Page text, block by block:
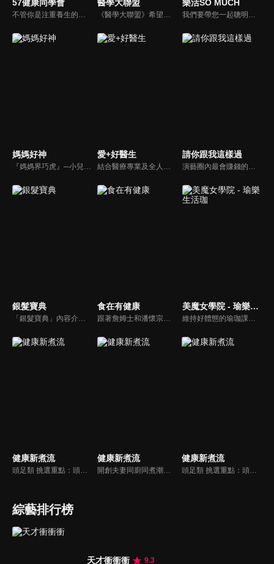
57健康同學會 醫學大聯盟 樂活SO MUCH
媽媽好神
『媽媽界巧虎』─小兒科醫師黃瑽寧，『國民媽媽』─鍾欣凌，兩人領軍擁有十八般武藝的好神媽媽團，為全台媽媽們發聲，所有育兒新知，家庭秘辛，全家大小健康，都會在《媽媽好神》一一解惑！
愛+好醫生
結合醫療專業及全人關懷的新型態節目，主持人黃瑽寧醫師親訪家庭，跨領域醫療顧問團全方位檢視，提供最完整、實用和正確的資訊來守護孩子的健康。
請你跟我這樣過
演藝圈內最會賺錢的侯昌明，以親身經歷教你理財；採訪經歷豐沛的黃文華，把所見所聞通通報你哉。不論是理財知識、兩性問題、生活資訊，完全貼近市井小民的所需所求，保證讓你生活過更好！
銀髮寶典
「銀髮寶典」內容介紹銀髮族相關的醫療知識，讓爺爺奶奶們能了解銀髮族常見的疾病、或是身體常遇到的問題，並邀請專業的醫師上節目解答，詳細深入且淺顯易懂的方式講述給各位爺爺奶奶們。為銀髮族的身體健康預防把關，讓爺爺奶奶能有一個樂活的退休生活。
食在有健康
跟著詹姆士和潘懷宗博士就能輕鬆學料理！只是品嚐美食之餘，身體健康也要懂得把關，每集都會傳授生活健康資訊，破除一般飲食迷思，讓大家吃得美味、活得健康！
美魔女學院 - 瑜樂生活珈
維持好體態的瑜珈課程，有著豐富的瑜珈姿勢，伸展筋骨舒緩全身疲勞，緊緻肌肉線條，不只能雕塑美美的身材也能夠讓身心靈都暢快健康，跟上我們的腳步一起踏上瑜樂生活珈，輕鬆好上手，快樂享瘦！
健康新煮流
頭足類 挑選重點：頭足類利用清洗時去除內臟可以降低膽固醇的攝取。挑選雙眼清澈明亮，眼球稍微凸出，肉質結實有彈性為佳。身體具透明感，觸腕或是吸盤一碰到活體就會吸附住便是新鮮的。
健康新煮流
開創夫妻同廚同煮潮流的KC夫婦，繼《健康醫食代》後，走出攝影棚，帶大家全台走透透，發掘上帝賞賜的美味食材，內容融合新加坡南洋風和客家純樸味，加上台灣獨特的閩南風情，互相激盪交織出的火花，打造出獨一無二的美食節目。
健康新煮流
頭足類 挑選重點：頭足類利用清洗時去除內臟可以降低膽固醇的攝取。挑選雙眼清澈明亮，眼球稍微凸出，肉質結實有彈性為佳。身體具透明感，觸腕或是吸盤一碰到活體就會吸附住便是新鮮的。
綜藝排行榜
天才衝衝衝
9.3